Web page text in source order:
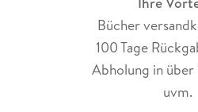
Bücher
100 Tage
Abholung in über
uvm.